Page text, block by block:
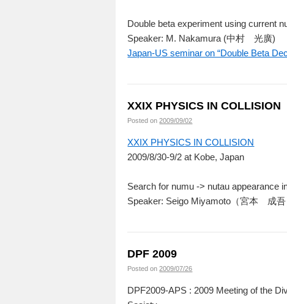
Double beta experiment using current
Speaker: M. Nakamura (中村 光廣)
Japan-US seminar on “Double Beta
XXIX PHYSICS IN COLLISION
Posted on 2009/09/02
XXIX PHYSICS IN COLLISION
2009/8/30-9/2 at Kobe, Japan
Search for numu -> nutau appearance
Speaker: Seigo Miyamoto（宮本 成吾
DPF 2009
Posted on 2009/07/26
DPF2009-APS : 2009 Meeting of the